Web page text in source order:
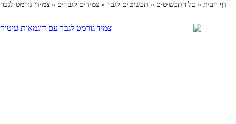
דף הבית » כל התכשיטים » תכשיטים לגבר » צמידים לגברים » צמידי גורמט לגבר